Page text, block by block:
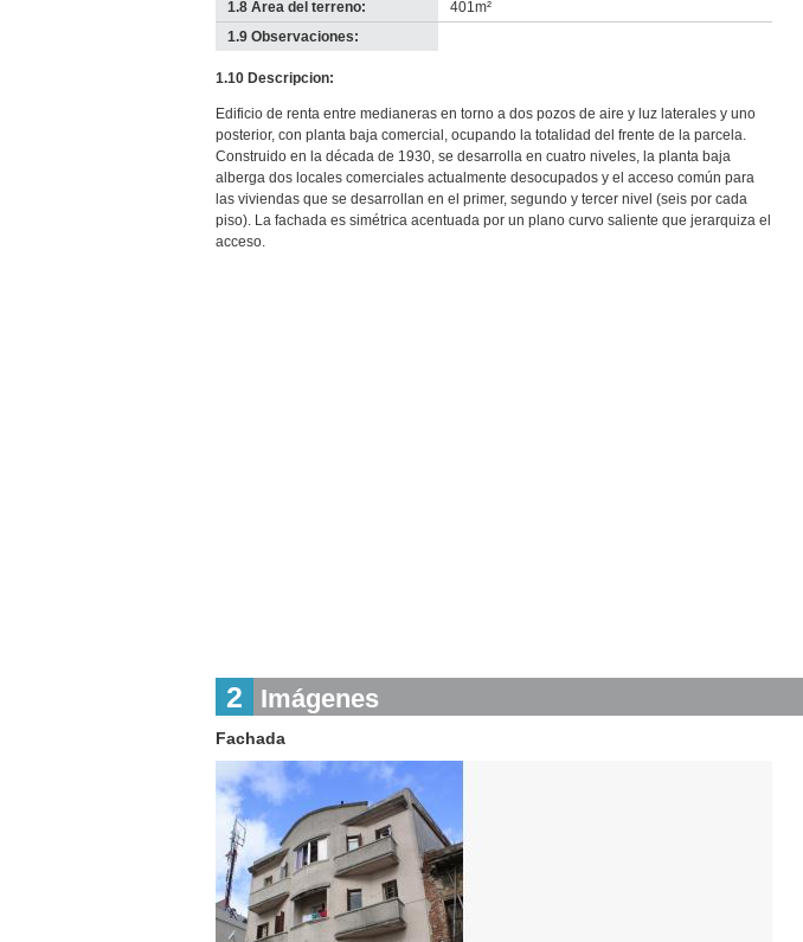
1.8 Área del terreno:
401m²
1.9 Observaciones:
1.10 Descripcion:
Edificio de renta entre medianeras en torno a dos pozos de aire y luz laterales y uno
posterior, con planta baja comercial, ocupando la totalidad del frente de la parcela.
Construido en la década de 1930, se desarrolla en cuatro niveles, la planta baja
alberga dos locales comerciales actualmente desocupados y el acceso común para
las viviendas que se desarrollan en el primer, segundo y tercer nivel (seis por cada
piso). La fachada es simétrica acentuada por un plano curvo saliente que jerarquiza el
acceso.
2 Imágenes
Fachada